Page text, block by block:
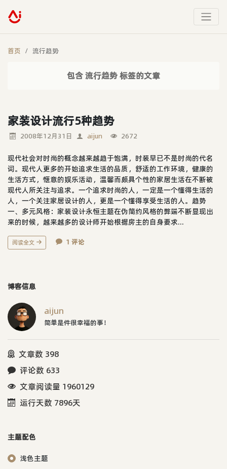
首页 流行趋势
包含 流行趋势 标签的文章
家装设计流行5种趋势
2008年12月31日 aijun 2672
现代社会对时尚的概念越来越趋于饱满，时装早已不是时尚的代名
词。现代人更多的开始追求生活的品质，舒适的工作环境，健康的
生活方式，惬意的娱乐活动，温馨而颇具个性的家居生活在不断被
现代人所关注与追求。一个追求时尚的人，一定是一个懂得生活的
人，一个关注家居设计的人，更是一个懂得享受生活的人。趋势
一、多元风格：家装设计永恒主题在伪简约风格的弊端不断显现出
来的时候，越来越多的设计师开始根据房主的自身要求...
阅读全文 1 评论
博客信息
aijun
简单是件很幸福的事！
文章数 398
评论数 633
文章阅读量 1960129
运行天数 7896天
主题配色
浅色主题